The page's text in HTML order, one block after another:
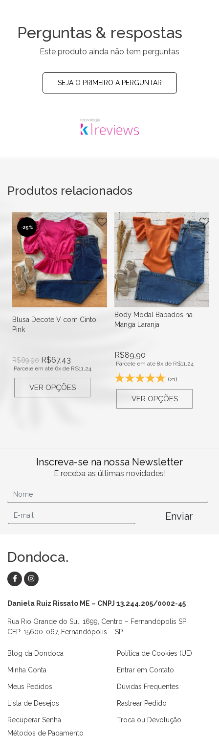
Perguntas & respostas
Este produto ainda não tem perguntas
SEJA O PRIMEIRO A PERGUNTAR
Produtos relacionados
-25%
Blusa Decote V com Cinto
Pink
R$89,90 R$67,43
Parcele em até 6x de R$11,24
VER OPÇÕES
Body Modal Babados na
Manga Laranja
R$89,90
Parcele em até 8x de R$11,24
(21)
VER OPÇÕES
Inscreva-se na nossa Newsletter
E receba as últimas novidades!
Enviar
Dondoca.
Daniela Ruiz Rissato ME – CNPJ 13.244.205/0002-45
Rua Rio Grande do Sul, 1699, Centro – Fernandópolis SP
CEP: 15600-067, Fernandópolis – SP
Blog da Dondoca
Minha Conta
Meus Pedidos
Lista de Desejos
Recuperar Senha
Política de Cookies (UE)
Entrar em Contato
Dúvidas Frequentes
Rastrear Pedido
Troca ou Devolução
Métodos de Pagamento